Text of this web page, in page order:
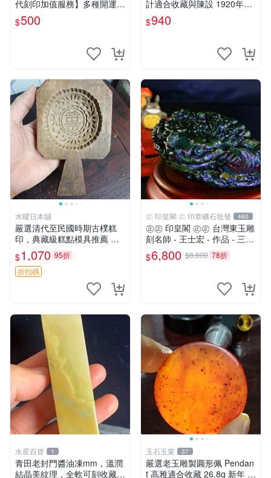
代刻印加值服務】多種開運招
財字體可選擇《紀老師玉石
坊》人一生使用、擁有玉質印
正能量→開運聚氣、招財、避
$500
計適合收藏與陳設 1920年代
古董 材質石器
$940
水曜日本舖
嚴選清代至民國時期古樸糕
印，典藏級糕點模具推薦 手
工製作的老式糕印，適合糕點
愛好者收藏 清代至民國的老
式糕印模具，傳統工藝的美味
之選 古董糕印 老式糕模
$1,070 95折
折扣碼
㊣ 印皇閣 ㊣ 印章礦石批發 460
㊣㊣ 印皇閣 ㊣㊣ 台灣東玉雕
刻名師 - 王士宏 - 作品 - 三足
金蟾蜍 - 萬貫錢財 (師-01)
$6,800 $8,800 78折
水星百貨 1
青田老封門醬油凍mm，溫潤
結晶美紋理，全軟可刻收藏佳
玉石玉業 37
嚴選老玉雕製圓形佩 Pendan
t 高雅適合收藏 26.8g 新年 老